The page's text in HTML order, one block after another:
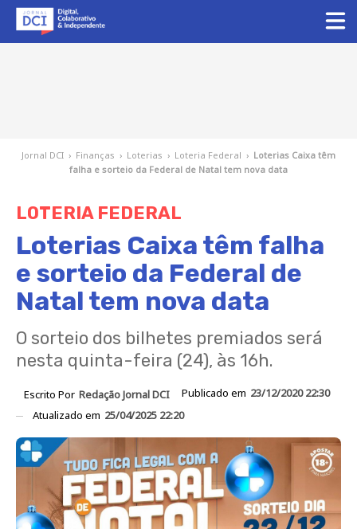
Jornal DCI › Finanças › Loterias › Loteria Federal › Loterias Caixa têm
falha e sorteio da Federal de Natal tem nova data
LOTERIA FEDERAL
Loterias Caixa têm falha
e sorteio da Federal de
Natal tem nova data
O sorteio dos bilhetes premiados será
nesta quinta-feira (24), às 16h.
Escrito Por Redação Jornal DCI Publicado em 23/12/2020 22:30
Atualizado em 25/04/2025 22:20